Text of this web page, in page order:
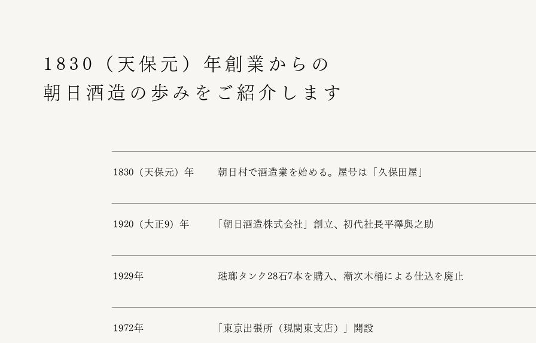
1830（天保元）年創業からの
朝日酒造の歩みをご紹介します
1830（天保元）年 朝日村で酒造業を始める。屋号は「久保田屋」
1920（大正9）年 「朝日酒造株式会社」創立、初代社長平澤與之助
1929年 琺瑯タンク28石7本を購入、漸次木桶による仕込を廃止
1972年 「東京出張所（現関東支店）」開設